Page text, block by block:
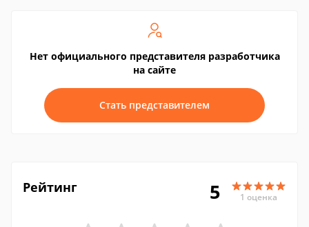
Нет официального представителя разработчика
на сайте
Стать представителем
Рейтинг 5 1 оценка